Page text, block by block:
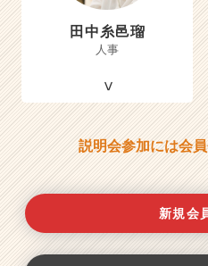
田中糸邑瑠
人事
説明会参加には会員
新規会